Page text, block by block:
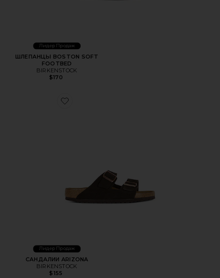
Лидер Продаж
ШЛЕПАНЦЫ BOSTON SOFT
FOOTBED
BIRKENSTOCK
$170
Favorite САНДАЛИИ ARIZONA
Лидер Продаж
САНДАЛИИ ARIZONA
BIRKENSTOCK
$155